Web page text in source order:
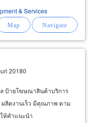
& Services
20180
ป้ายโฆษณาสินค้าบริการ
ผลิตงานเร็ว มีคุณภาพ ตาม
ห้คำแนะนำ